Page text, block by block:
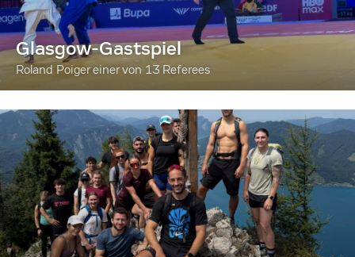
Glasgow-Gastspiel
Roland Poiger einer von 13 Referees